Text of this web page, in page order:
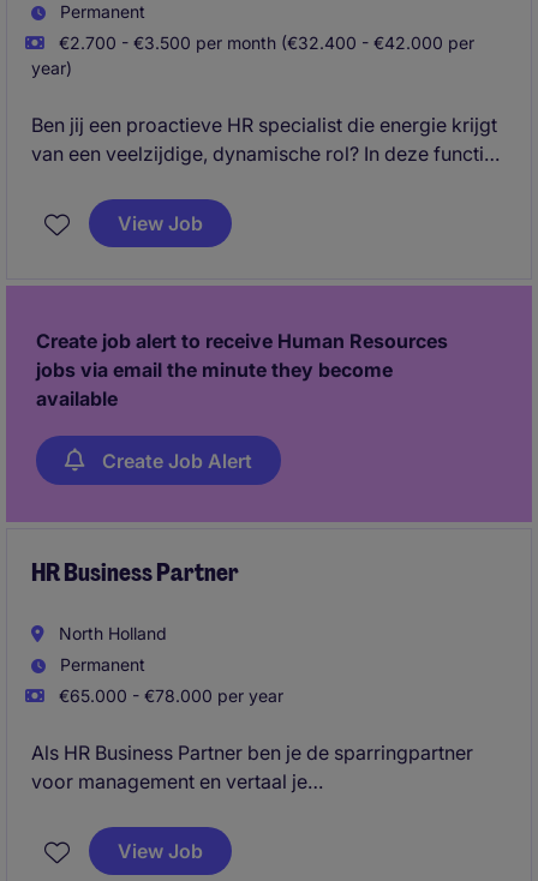
Permanent
€2.700 - €3.500 per month (€32.400 - €42.000 per
year)
Ben jij een proactieve HR specialist die energie krijgt
van een veelzijdige, dynamische rol? In deze functie
HR‑operatie en draag je actief bij aan het
optimaliseren van processen. Een perfecte kans voor
View Job
Create job alert to receive Human Resources
jobs via email the minute they become
available
Create Job Alert
HR Business Partner
North Holland
Permanent
€65.000 - €78.000 per year
Als HR Business Partner ben je de sparringpartner
voor management en vertaal je
oplossingen op het gebied van talent, leiderschap,
organisatieontwikkeling en performance. Je
View Job